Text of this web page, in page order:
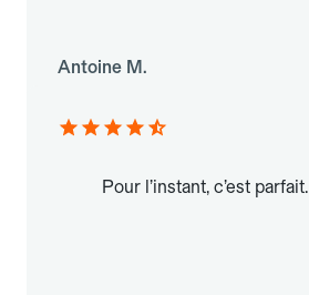
Antoine M.
Pour l’instant, c’est parfait.